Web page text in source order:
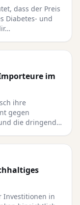
dass der Preis
Diabetes- und
im
ihre
gegen
die dringend…
Investitionen in